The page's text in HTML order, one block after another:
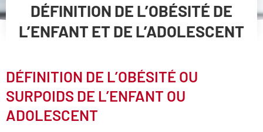
DÉFINITION DE L’OBÉSITÉ DE
L’ENFANT ET DE L’ADOLESCENT
DÉFINITION DE L’OBÉSITÉ OU
SURPOIDS DE L’ENFANT OU
ADOLESCENT